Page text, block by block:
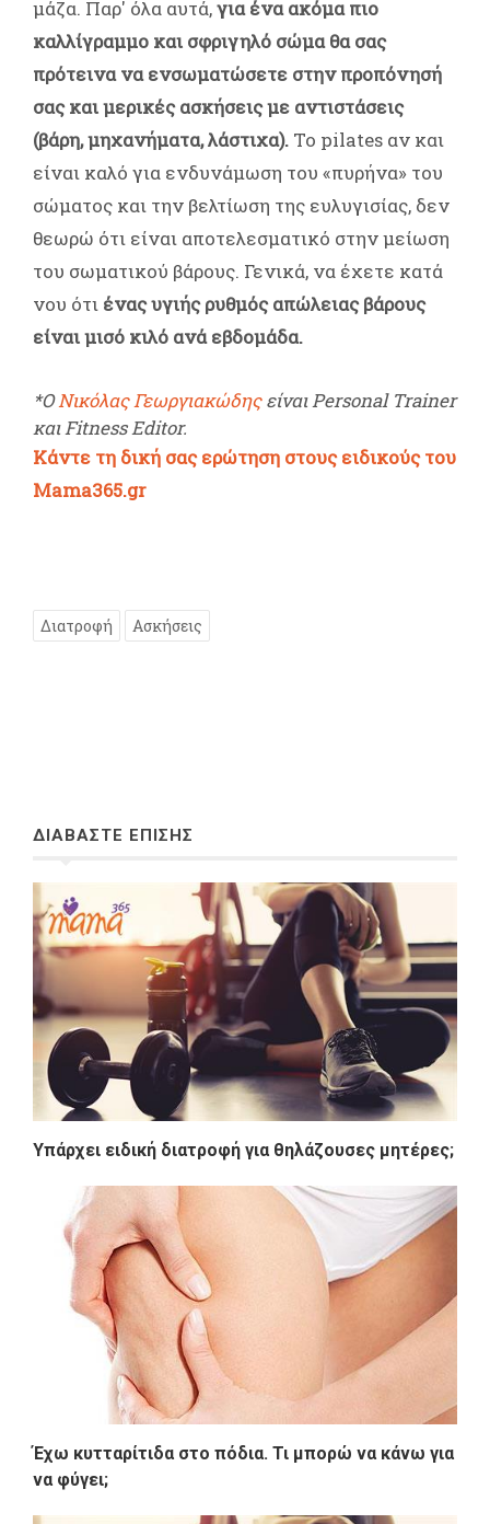
μάζα. Παρ' όλα αυτά,για ένα ακόμα πιο
καλλίγραμμο και σφριγηλό σώμα θα σας
πρότεινα να ενσωματώσετε στην προπόνησή
σας και μερικές ασκήσεις με αντιστάσεις
(βάρη, μηχανήματα, λάστιχα). Το pilates αν και
είναι καλό για ενδυνάμωση του «πυρήνα» του
σώματος και την βελτίωση της ευλυγισίας, δεν
θεωρώ ότι είναι αποτελεσματικό στην μείωση
του σωματικού βάρους. Γενικά, να έχετε κατά
νου ότι ένας υγιής ρυθμός απώλειας βάρους
είναι μισό κιλό ανά εβδομάδα.
*ΟΝικόλας Γεωργιακώδηςείναι Personal Trainer
και Fitness Editor.
Κάντε τη δική σας ερώτηση στους ειδικούς του
Mama365.gr
Διατροφή Ασκήσεις
ΔΙΑΒΑΣΤΕ ΕΠΙΣΗΣ
Υπάρχει ειδική διατροφή για θηλάζουσες μητέρες;
Έχω κυτταρίτιδα στο πόδια. Τι μπορώ να κάνω για
να φύγει;